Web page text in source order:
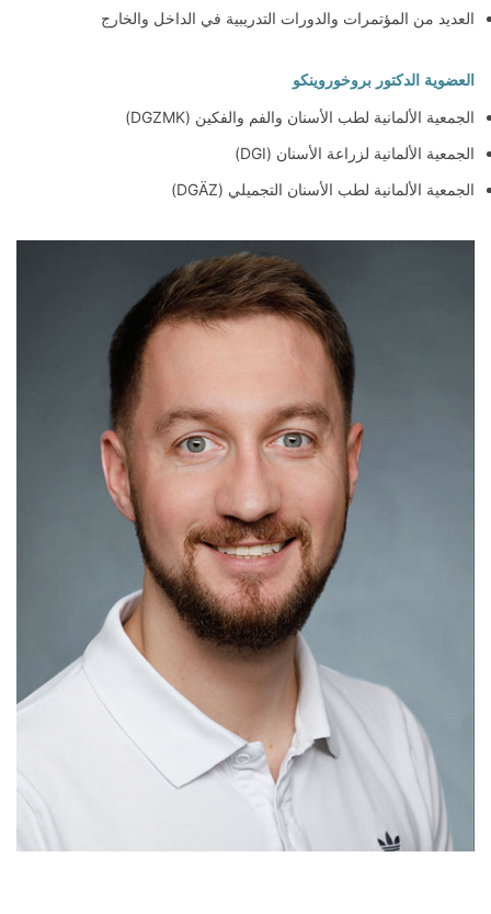
العديد من المؤتمرات والدورات التدريبية في الداخل والخارج
العضوية الدكتور بروخوروينكو
الجمعية الألمانية لطب الأسنان والفم والفكين (DGZMK)
الجمعية الألمانية لزراعة الأسنان (DGI)
الجمعية الألمانية لطب الأسنان التجميلي (DGÄZ)